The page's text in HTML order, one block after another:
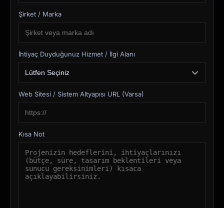
Şirket / Marka
İhtiyaç Duyduğunuz Hizmet / İlgi Alanı
Web Sitesi / Sistem Altyapısı URL (Varsa)
Kısa Not